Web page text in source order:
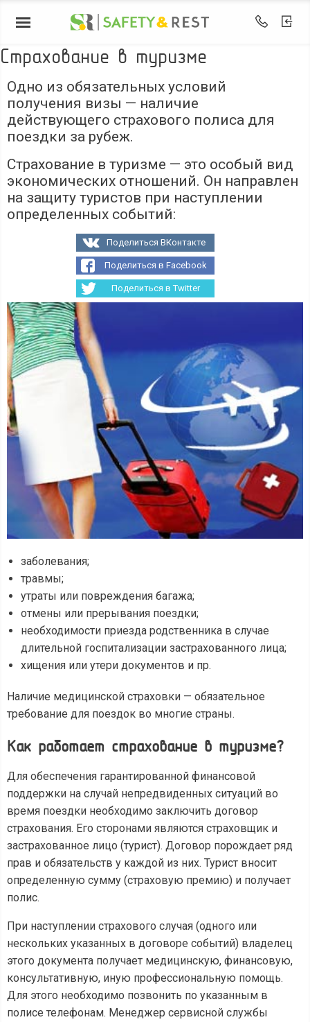
Страхование в туризме
Одно из обязательных условий
получения визы — наличие
действующего страхового полиса для
поездки за рубеж.
Страхование в туризме — это особый вид
экономических отношений. Он направлен
на защиту туристов при наступлении
определенных событий:
Поделиться ВКонтакте
Поделиться в Facebook
Поделиться в Twitter
заболевания;
травмы;
утраты или повреждения багажа;
отмены или прерывания поездки;
необходимости приезда родственника в случае
длительной госпитализации застрахованного лица;
хищения или утери документов и пр.
Наличие медицинской страховки — обязательное
требование для поездок во многие страны.
Как работает страхование в туризме?
Для обеспечения гарантированной финансовой
поддержки на случай непредвиденных ситуаций во
время поездки необходимо заключить договор
страхования. Его сторонами являются страховщик и
застрахованное лицо (турист). Договор порождает ряд
прав и обязательств у каждой из них. Турист вносит
определенную сумму (страховую премию) и получает
полис.
При наступлении страхового случая (одного или
нескольких указанных в договоре событий) владелец
этого документа получает медицинскую, финансовую,
консультативную, иную профессиональную помощь.
Для этого необходимо позвонить по указанным в
полисе телефонам. Менеджер сервисной службы